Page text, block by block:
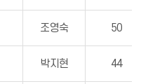
조영숙 50
박지현 44